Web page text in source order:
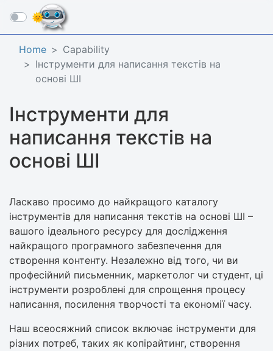
☰
Home
Capability
Інструменти для написання текстів на
основі ШІ
Інструменти для
написання текстів на
основі ШІ
Ласкаво просимо до найкращого каталогу
інструментів для написання текстів на основі ШІ –
вашого ідеального ресурсу для дослідження
найкращого програмного забезпечення для
створення контенту. Незалежно від того, чи ви
професійний письменник, маркетолог чи студент, ці
інструменти розроблені для спрощення процесу
написання, посилення творчості та економії часу.
Наш всеосяжний список включає інструменти для
різних потреб, таких як копірайтинг, створення